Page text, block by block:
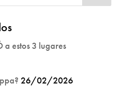
a estos 3 lugares
26/02/2026